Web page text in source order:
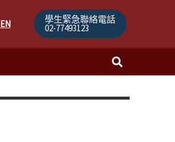
EN 學生緊急聯絡電話
02-77493123
搜
尋